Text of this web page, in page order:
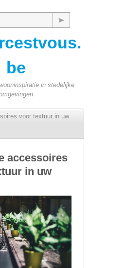
be
in stedelijke
voor textuur in uw
accessoires
in uw